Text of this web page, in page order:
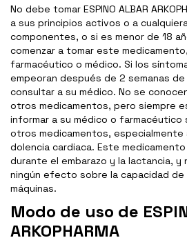
No debe tomar ESPINO ALBAR
a sus principios activos o a
componentes, o si es menor de 18
comenzar a tomar este
farmacéutico o médico. Si los
empeoran después de 2 semanas
consultar a su médico. No se
otros medicamentos, pero siempre
informar a su médico o farmacéutico
otros medicamentos, especialmente
dolencia cardiaca. Este
durante el embarazo y la lactancia, y
ningún efecto sobre la capacidad de
máquinas.
Modo de uso de
ARKOPHARMA